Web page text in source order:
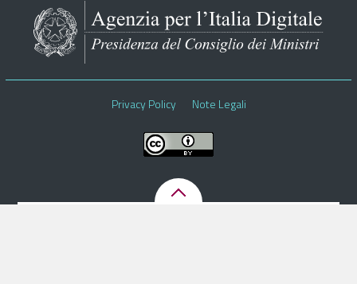
Finanziamenti
Contatti
Cerca
Privacy Policy Note Legali